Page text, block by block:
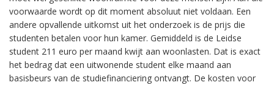
voorwaarde wordt op dit moment absoluut niet voldaan. Een
andere opvallende uitkomst uit het onderzoek is de prijs die
studenten betalen voor hun kamer. Gemiddeld is de Leidse
student 211 euro per maand kwijt aan woonlasten. Dat is exact
het bedrag dat een uitwonende student elke maand aan
basisbeurs van de studiefinanciering ontvangt. De kosten voor